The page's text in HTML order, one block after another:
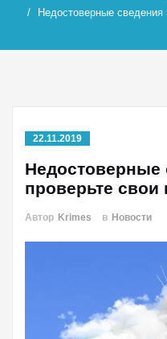
Недостоверные
22.11.2019
проверьте свои
Автор Krimes в Новости